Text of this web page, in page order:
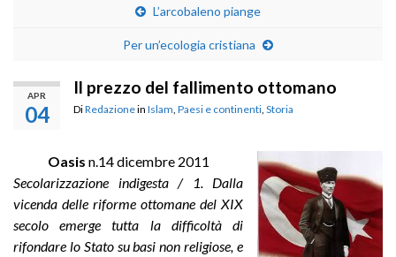
L’arcobaleno piange
Per un’ecologia cristiana
APR
04
Il prezzo del fallimento ottomano
DiRedazionein Islam Paesi e continenti Storia
Oasis n.14 dicembre 2011
Secolarizzazione indigesta / 1. Dalla
vicenda delle riforme ottomane del XIX
secolo emerge tutta la difficoltà di
rifondare lo Stato su basi non religiose, e